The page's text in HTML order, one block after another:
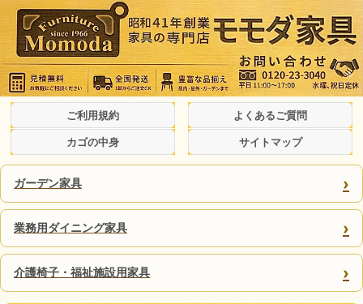
ご利用規約 よくあるご質問
カゴの中身 サイトマップ
ガーデン家具 ›
業務用ダイニング家具 ›
介護椅子・福祉施設用家具 ›